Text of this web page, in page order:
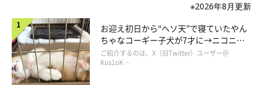
※2026年8月更新
お迎え初日から“ヘソ天”で寝ていたやん
ちゃなコーギー子犬が7才に→ニコニ
コ“コーギースマイル”が魅力のコに成
長！
ご紹介するのは、X（旧Twitter）ユーザー＠
Kus1oK …